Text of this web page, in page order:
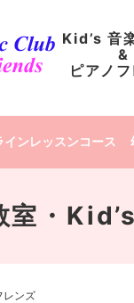
Kid’s 音
&
ピアノ
インレッスンコース
・
レンズ